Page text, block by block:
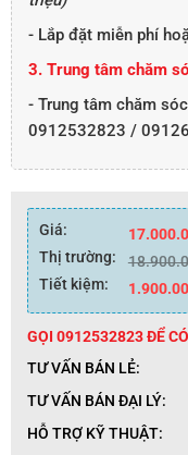
- Lắp đặt miễn phí
3. Trung tâm chăm
- Trung tâm chăm
0912532823 /
Giá:
Thị trường:
Tiết kiệm:
GỌI 0912532823 ĐỂ
TƯ VẤN BÁN LẺ:
TƯ VẤN BÁN ĐẠI
HỖ TRỢ KỸ